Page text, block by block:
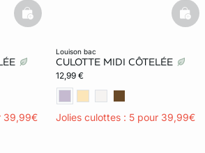
39,99€
basketfull
louison bac
CULOTTE MIDI CÔTELÉE
12,99 €
Jolies culottes : 5 pour 39,99€